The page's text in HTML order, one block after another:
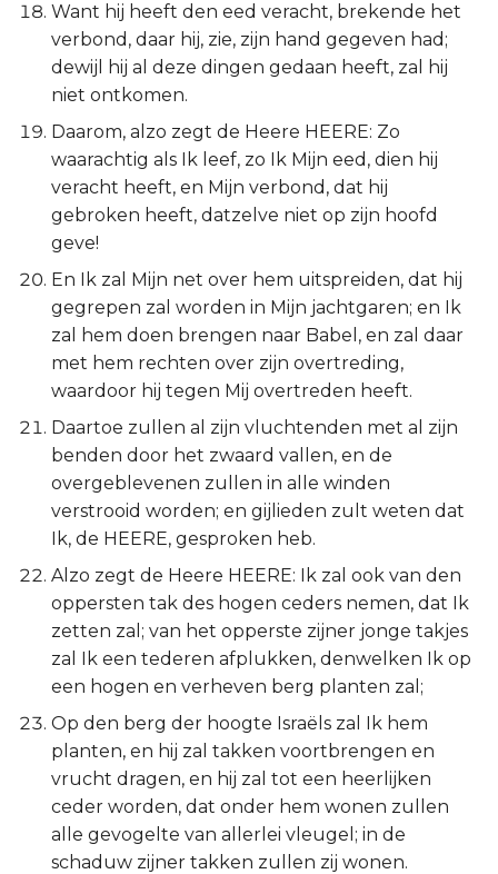
Want hij heeft den eed veracht, brekende het
verbond, daar hij, zie, zijn hand gegeven had;
dewijl hij al deze dingen gedaan heeft, zal hij
niet ontkomen.
Daarom, alzo zegt de Heere HEERE: Zo
waarachtig als Ik leef, zo Ik Mijn eed, dien hij
veracht heeft, en Mijn verbond, dat hij
gebroken heeft, datzelve niet op zijn hoofd
geve!
En Ik zal Mijn net over hem uitspreiden, dat hij
gegrepen zal worden in Mijn jachtgaren; en Ik
zal hem doen brengen naar Babel, en zal daar
met hem rechten over zijn overtreding,
waardoor hij tegen Mij overtreden heeft.
Daartoe zullen al zijn vluchtenden met al zijn
benden door het zwaard vallen, en de
overgeblevenen zullen in alle winden
verstrooid worden; en gijlieden zult weten dat
Ik, de HEERE, gesproken heb.
Alzo zegt de Heere HEERE: Ik zal ook van den
oppersten tak des hogen ceders nemen, dat Ik
zetten zal; van het opperste zijner jonge takjes
zal Ik een tederen afplukken, denwelken Ik op
een hogen en verheven berg planten zal;
Op den berg der hoogte Israëls zal Ik hem
planten, en hij zal takken voortbrengen en
vrucht dragen, en hij zal tot een heerlijken
ceder worden, dat onder hem wonen zullen
alle gevogelte van allerlei vleugel; in de
schaduw zijner takken zullen zij wonen.